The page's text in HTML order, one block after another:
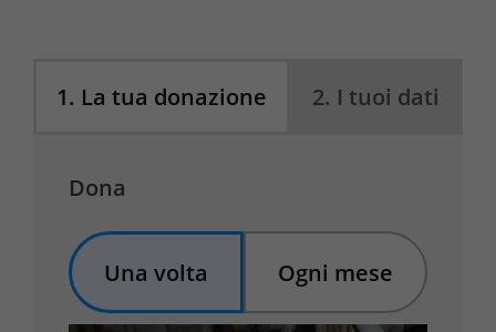
1. La tua donazione 2. I tuoi dati
Dona
Una volta Ogni mese